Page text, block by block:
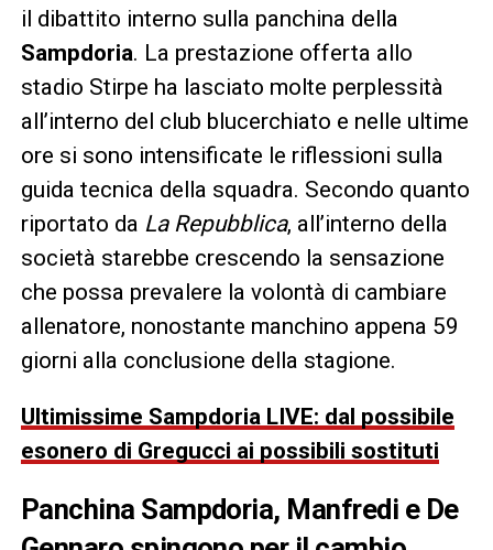
il dibattito interno sulla panchina della
Sampdoria. La prestazione offerta allo
stadio Stirpe ha lasciato molte perplessità
all’interno del club blucerchiato e nelle ultime
ore si sono intensificate le riflessioni sulla
guida tecnica della squadra. Secondo quanto
riportato da La Repubblica, all’interno della
società starebbe crescendo la sensazione
che possa prevalere la volontà di cambiare
allenatore, nonostante manchino appena 59
giorni alla conclusione della stagione.
Ultimissime Sampdoria LIVE: dal possibile
esonero di Gregucci ai possibili sostituti
Panchina Sampdoria, Manfredi e De